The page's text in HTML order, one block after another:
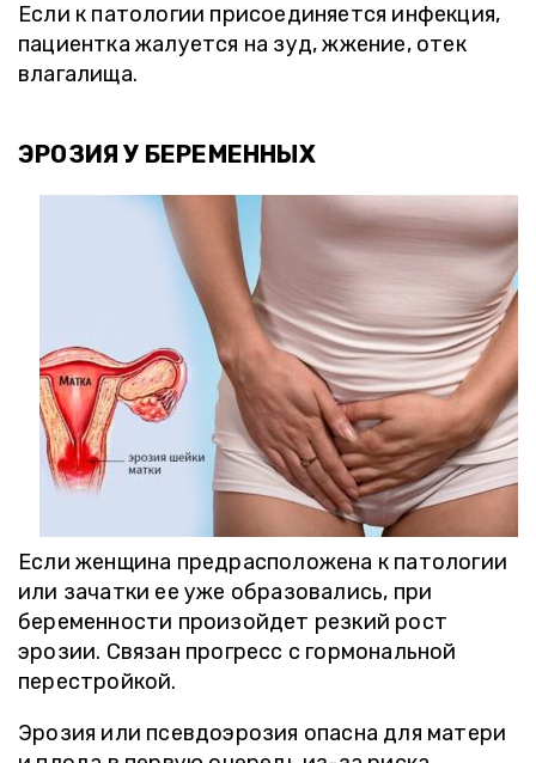
Если к патологии присоединяется инфекция,
пациентка жалуется на зуд, жжение, отек
влагалища.
ЭРОЗИЯ У БЕРЕМЕННЫХ
Если женщина предрасположена к патологии
или зачатки ее уже образовались, при
беременности произойдет резкий рост
эрозии. Связан прогресс с гормональной
перестройкой.
Эрозия или псевдоэрозия опасна для матери